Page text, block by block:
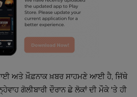
ਅਤੇ ਖ਼ੌਫ਼ਨਾਕ ਖ਼ਬਰ ਸਾਹਮਣੇ ਆਈ ਹੈ, ਜਿੱਥੇ
ਗੋਲੀਬਾਰੀ ਦੌਰਾਨ ਛੇ ਲੋਕਾਂ ਦੀ ਮੌਕੇ 'ਤੇ ਹੀ